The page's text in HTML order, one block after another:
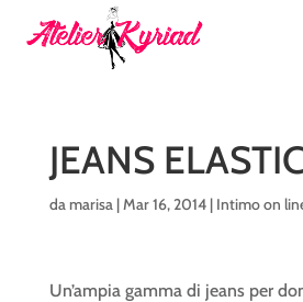
JEANS
damarisa|Mar 16, 2014| Intimo on
Un’ampia gamma di jeans per